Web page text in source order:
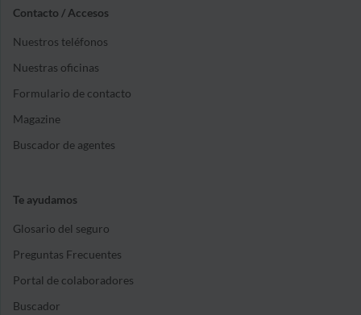
Contacto / Accesos
Nuestros teléfonos
Nuestras oficinas
Formulario de contacto
Magazine
Buscador de agentes
Te ayudamos
Glosario del seguro
Preguntas Frecuentes
Portal de colaboradores
Buscador